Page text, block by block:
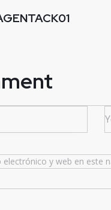
y web en este